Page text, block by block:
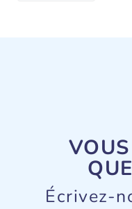
Écrivez-